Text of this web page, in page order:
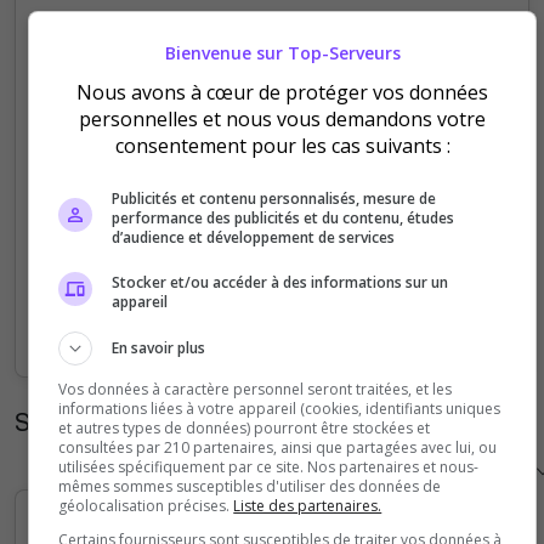
0
2
4
Statistiques horaires
Bienvenue sur Top-Serveurs
Nous avons à cœur de protéger vos données
personnelles et nous vous demandons votre
consentement pour les cas suivants :
Publicités et contenu personnalisés, mesure de
performance des publicités et du contenu, études
d’audience et développement de services
Stocker et/ou accéder à des informations sur un
appareil
En savoir plus
Vos données à caractère personnel seront traitées, et les
informations liées à votre appareil (cookies, identifiants uniques
et autres types de données) pourront être stockées et
consultées par 210 partenaires, ainsi que partagées avec lui, ou
utilisées spécifiquement par ce site. Nos partenaires et nous-
mêmes sommes susceptibles d'utiliser des données de
géolocalisation précises. Liste des partenaires.
Certains fournisseurs sont susceptibles de traiter vos données à